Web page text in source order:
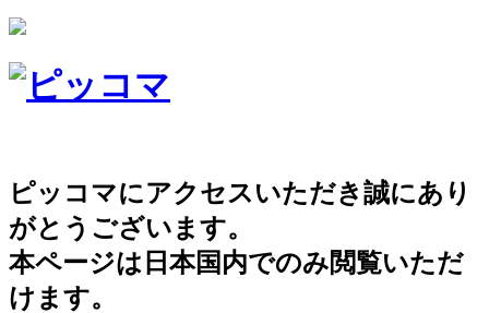
ピッコマにアクセスいただき誠にあり
がとうございます。
本ページは日本国内でのみ閲覧いただ
けます。